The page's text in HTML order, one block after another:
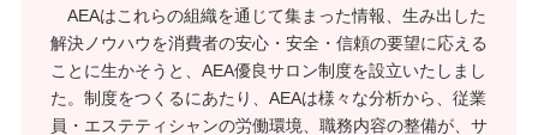
AEAはこれらの組織を通じて集まった情報、生み出した
解決ノウハウを消費者の安心・安全・信頼の要望に応える
ことに生かそうと、AEA優良サロン制度を設立いたしまし
た。制度をつくるにあたり、AEAは様々な分析から、従業
員・エステティシャンの労働環境、職務内容の整備が、サ